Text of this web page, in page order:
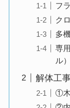
フ
ク
多
専
ル）
解体工
①木